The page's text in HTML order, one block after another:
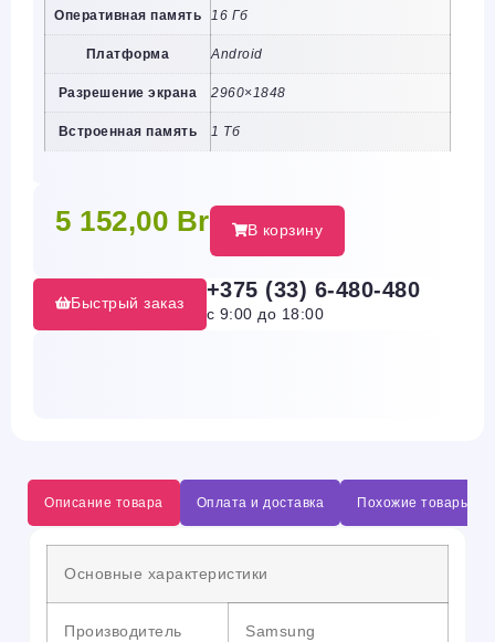
Оперативная память 16 Гб
Платформа Android
Разрешение экрана 2960×1848
Встроенная память 1 Тб
5 152,00 Br В корзину
Быстрый заказ
+375 (33) 6-480-480
с 9:00 до 18:00
Описание товара Оплата и доставка Похожие товары
Основные характеристики
Производитель Samsung